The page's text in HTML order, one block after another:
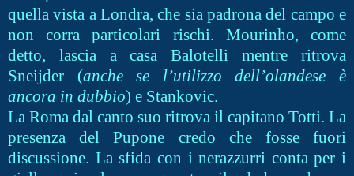
quella vista a Londra, che sia padrona del campo e
non corra particolari rischi. Mourinho, come
detto, lascia a casa Balotelli mentre ritrova
Sneijder (anche se l’utilizzo dell’olandese è
ancora in dubbio) e Stankovic.
La Roma dal canto suo ritrova il capitano Totti. La
presenza del Pupone credo che fosse fuori
discussione. La sfida con i nerazzurri conta per i